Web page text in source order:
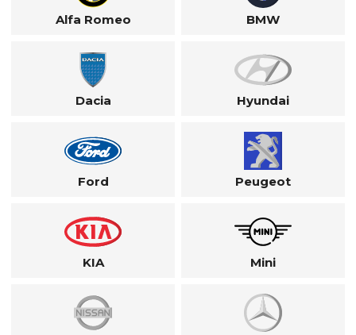
Alfa Romeo BMW
Dacia Hyundai
Ford Peugeot
KIA Mini